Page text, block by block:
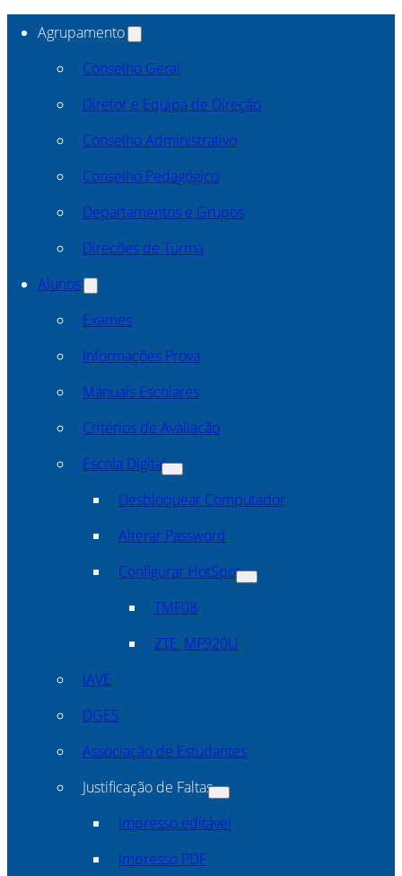
Agrupamento
Conselho Geral
Diretor e Equipa de Direção
Conselho Administrativo
Conselho Pedagógico
Departamentos e Grupos
Direcões de Turma
Alunos
Exames
Informações Prova
Manuais Escolares
Critérios de Avaliação
Escola Digital
Desbloquear Computador
Alterar Password
Configurar HotSpot
TMF08
ZTE_MF920U
IAVE
DGES
Associação de Estudantes
Justificação de Faltas
Impresso editável
Impresso PDF